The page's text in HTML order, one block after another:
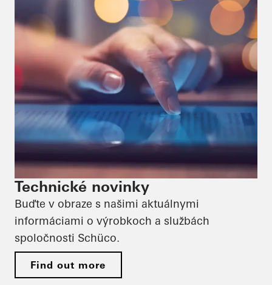
Technické novinky
Buďte v obraze s našimi aktuálnymi
informáciami o výrobkoch a službách
spoločnosti Schüco.
Find out more